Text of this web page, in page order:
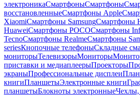
электроникаСмартфоныСмартфоны
восстановленныеСмартфоны Apple
XiaomiСмартфоны SamsungСмартфоны
HuaweiСмартфоны POCOСмартфоны
TecnoСмартфоны RealmeСмартфоны
seriesКнопочные телефоныСкладные
мониторыТелевизорыМониторы
приставки и медиаплеерыПроекторы
экраныПрофессиональные дисплеи
книгиПланшетыЭлектронные книги
планшетыБлокноты электронныеЧехлы,